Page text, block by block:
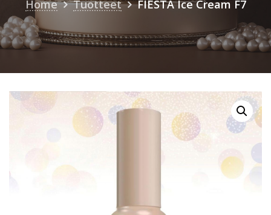
Home Tuotteet FIESTA Ice Cream F7